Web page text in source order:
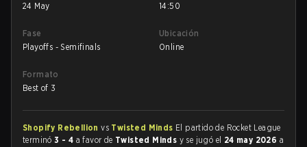
24 May
14:50
Fase
Playoffs - Semifinals
Ubicación
Online
Formato
Best of 3
Shopify Rebellionvs Twisted Minds El partido de Rocket League
terminó3 - 4 a favor de Twisted Minds y se jugó el 24 may 2026 a